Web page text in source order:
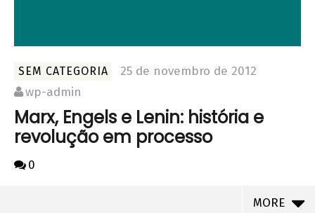
SEM CATEGORIA
25 de novembro de 2012
wp-admin
Marx, Engels e Lenin: história e
revolução em processo
0
MORE